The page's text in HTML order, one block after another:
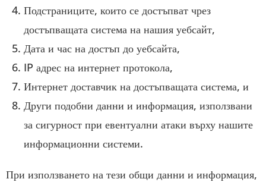
Подстраниците, които се достъпват чрез
достъпващата система на нашия уебсайт,
Дата и час на достъп до уебсайта,
IP адрес на интернет протокола,
Интернет доставчик на достъпващата система, и
Други подобни данни и информация, използвани
за сигурност при евентуални атаки върху нашите
информационни системи.
При използването на тези общи данни и информация,